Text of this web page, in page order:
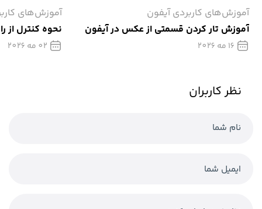
آموزش‌های کاربردی آیفون
آموزش تار كردن قسمتی از عکس در آیفون
16 مه 2026
آموزش‌های
نحوه کنترل از
02 مه 2026
نظر کاربران